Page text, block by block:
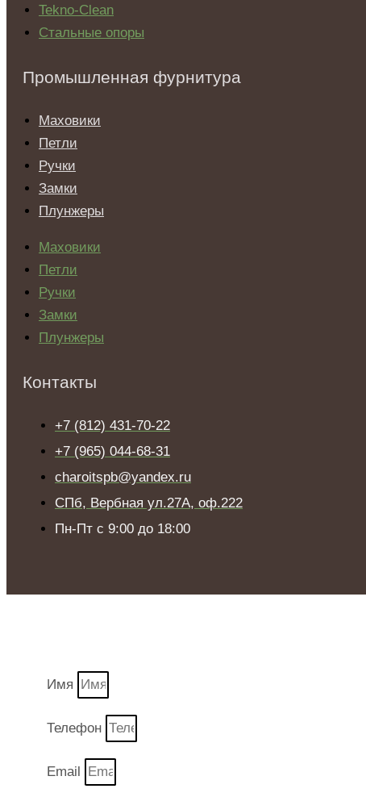
Tekno-Clean
Стальные опоры
Промышленная фурнитура
Маховики
Петли
Ручки
Замки
Плунжеры
Маховики
Петли
Ручки
Замки
Плунжеры
Контакты
+7 (812) 431-70-22
+7 (965) 044-68-31
charoitspb@yandex.ru
СПб, Вербная ул.27А, оф.222
Пн-Пт с 9:00 до 18:00
Имя
Телефон
Email